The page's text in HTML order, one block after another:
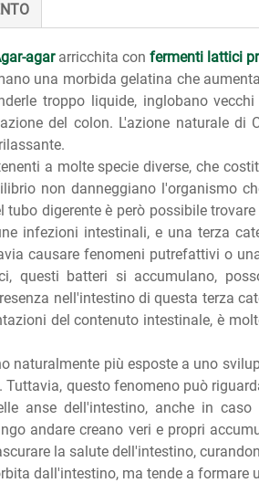
agararricchita con fermenti lattici
una morbida gelatina che
troppo liquide, inglobano
del colon. L'azione naturale di
a molte specie diverse, che
non danneggiano l'organismo
digerente è però possibile
infezioni intestinali, e una terza
causare fenomeni putrefattivi o
questi batteri si accumulano,
nell'intestino di questa terza
del contenuto intestinale, è
naturalmente più esposte a uno
questo fenomeno può
anse dell'intestino, anche in caso
andare creano veri e propri
la salute dell'intestino,
dall'intestino, ma tende a formare